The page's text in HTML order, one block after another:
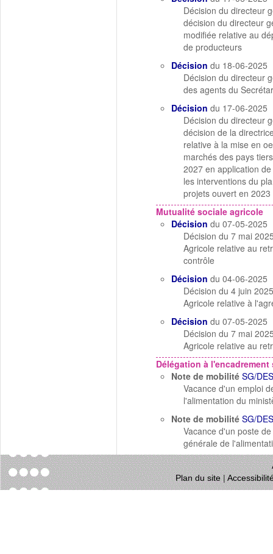
Décision du directeur
décision du directeur
modifiée relative au
de producteurs
Décision du 18-06-2025
Décision du directeur
des agents du
Décision du 17-06-2025
Décision du directeur
décision de la
relative à la mise en
marchés des pays
2027 en application
les interventions du
projets ouvert en
Mutualité sociale agricole
Décision du 07-05-2025
Décision du 7 mai
Agricole relative au
contrôle
Décision du 04-06-2025
Décision du 4 juin
Agricole relative à
Décision du 07-05-2025
Décision du 7 mai
Agricole relative au
Délégation à l'encadrement
Note de mobilité SG/
Vacance d'un emploi
l'alimentation du
Note de mobilité SG/
Vacance d'un poste
générale de
Plan du site|